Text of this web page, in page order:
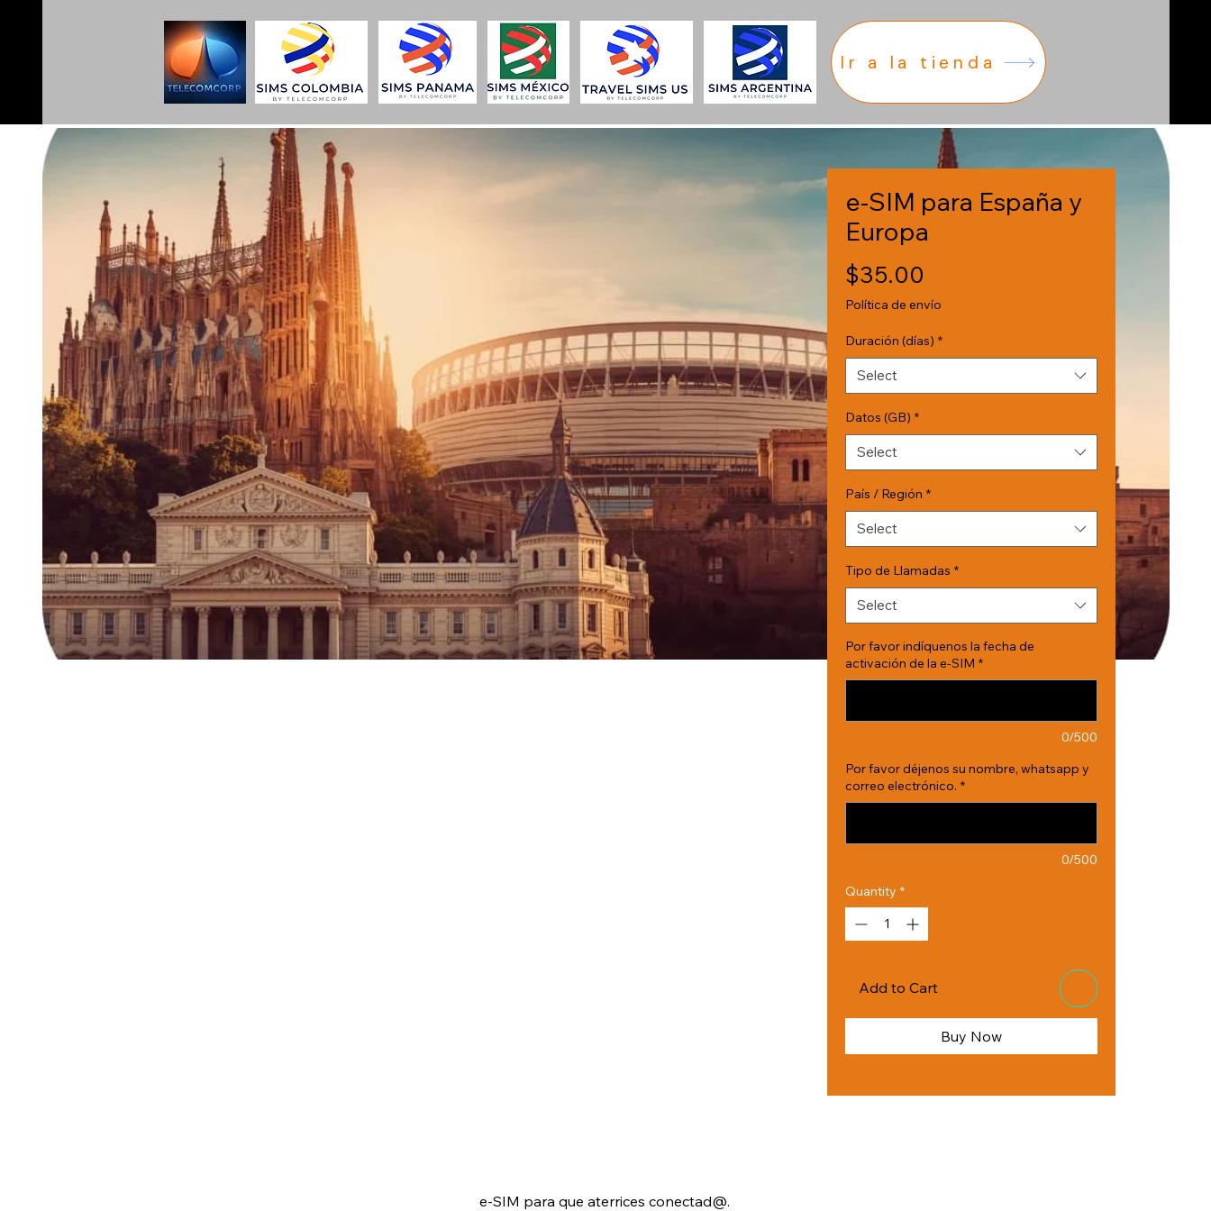
Ir a la tienda
e-SIM para España y
Europa
$35.00
Política de envío
Duración (días) *
Select
Datos (GB) *
Select
País / Región *
Select
Tipo de Llamadas *
Select
Por favor indíquenos la fecha de
activación de la e-SIM *
0/500
Por favor déjenos su nombre, whatsapp y
correo electrónico. *
0/500
Quantity *
Add to Cart
Buy Now
e-SIM para que aterrices conectad@.